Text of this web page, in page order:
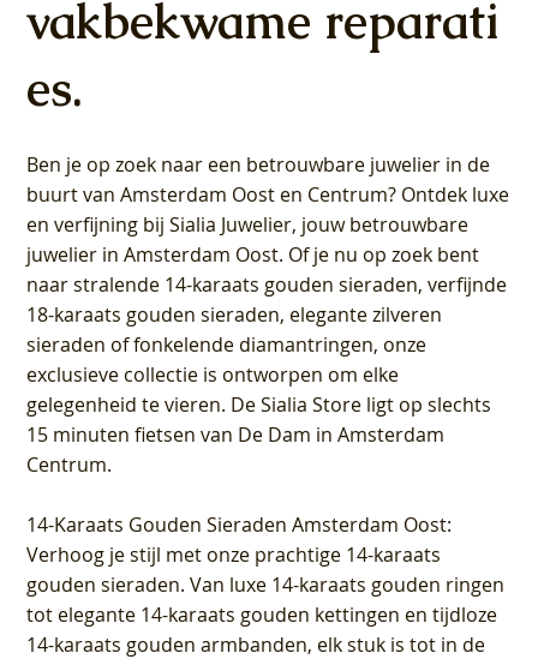
vakbekwame reparati
es.
Ben je op zoek naar een betrouwbare juwelier in de
buurt van Amsterdam Oost en Centrum? Ontdek luxe
en verfijning bij Sialia Juwelier, jouw betrouwbare
juwelier in Amsterdam Oost. Of je nu op zoek bent
naar stralende 14-karaats gouden sieraden, verfijnde
18-karaats gouden sieraden, elegante zilveren
sieraden of fonkelende diamantringen, onze
exclusieve collectie is ontworpen om elke
gelegenheid te vieren. De Sialia Store ligt op slechts
15 minuten fietsen van De Dam in Amsterdam
Centrum.
14-Karaats Gouden Sieraden Amsterdam Oost:
Verhoog je stijl met onze prachtige 14-karaats
gouden sieraden. Van luxe 14-karaats gouden ringen
tot elegante 14-karaats gouden kettingen en tijdloze
14-karaats gouden armbanden, elk stuk is tot in de